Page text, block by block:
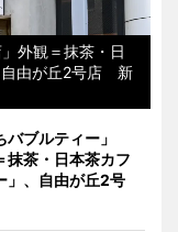
外観＝抹茶・日
自由が丘2号店 新
バブルティー」
抹茶・日本茶カフ
」、自由が丘2号